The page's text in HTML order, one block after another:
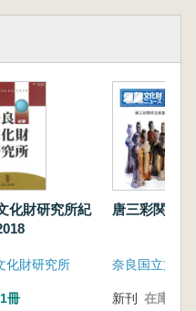
化財研究所紀
化財研究所
1冊
唐三彩関係
新刊 在庫なし